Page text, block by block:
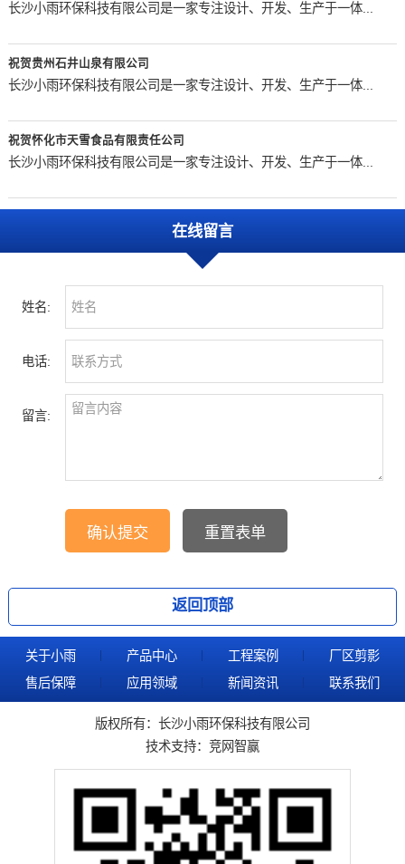
长沙小雨环保科技有限公司是一家专注设计、开发、生产于一体...
祝贺贵州石井山泉有限公司
长沙小雨环保科技有限公司是一家专注设计、开发、生产于一体...
祝贺怀化市天雪食品有限责任公司
长沙小雨环保科技有限公司是一家专注设计、开发、生产于一体...
在线留言
姓名:
电话:
留言:
返回顶部
关于小雨 产品中心 工程案例
厂区剪影
售后保障
应用领域 新闻资讯 联系我们
版权所有：长沙小雨环保科技有限公司
技术支持： 竞网智赢